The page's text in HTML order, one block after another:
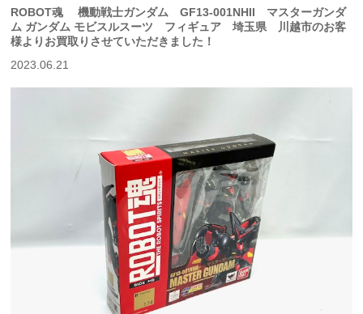
ROBOT魂 機動戦士ガンダム GF13-001NHII マスターガンダ
ム ガンダム モビスルスーツ フィギュア 埼玉県 川越市のお客
様よりお買取りさせていただきました！
2023.06.21